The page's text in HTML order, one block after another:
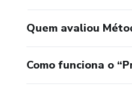
Quem avaliou
Como funciona o